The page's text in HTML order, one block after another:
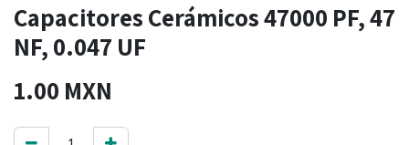
Capacitores Cerámicos 47000 PF, 47
NF, 0.047 UF
1.00 MXN